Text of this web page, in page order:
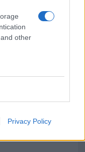
other
Privacy Policy